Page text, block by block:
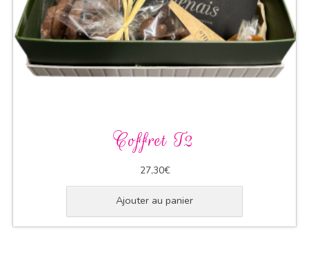
Coffret T2
27,30€
Ajouter au panier